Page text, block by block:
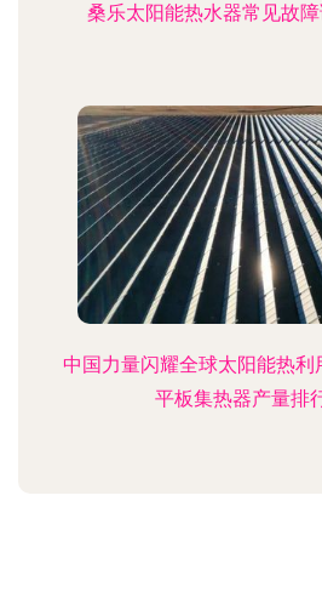
桑乐太阳能热水器常见故
中国力量闪耀全球太阳能热利
平板集热器产量排